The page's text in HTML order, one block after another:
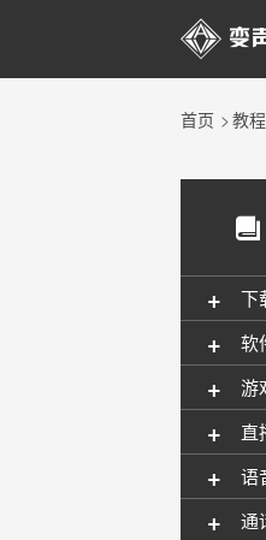
首页 教

下
+
软
+
游
+
直
+
语
+
通
+